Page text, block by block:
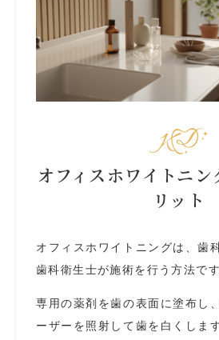
オフィスホワイトニン
リット
オフィスホワイトニングは、歯
歯科衛生士が施術を行う方法です
専用の薬剤を歯の表面に塗布し
ーザーを照射して歯を白くしま